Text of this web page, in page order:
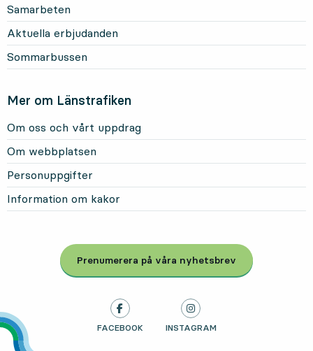
Samarbeten
Aktuella erbjudanden
Sommarbussen
Mer om Länstrafiken
Om oss och vårt uppdrag
Om webbplatsen
Personuppgifter
Information om kakor
Prenumerera på våra nyhetsbrev
, Öppnas i modal
LÄNSTRAFIKEN PÅ
FACEBOOK , ÖPPNAS I NY FLIK
LÄNSTRAFIKEN PÅ
INSTAGRAM